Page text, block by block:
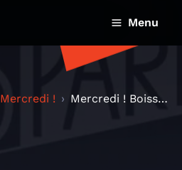
Menu
Mercredi ! Mercredi ! Boisson aux Jardins d'Haïti